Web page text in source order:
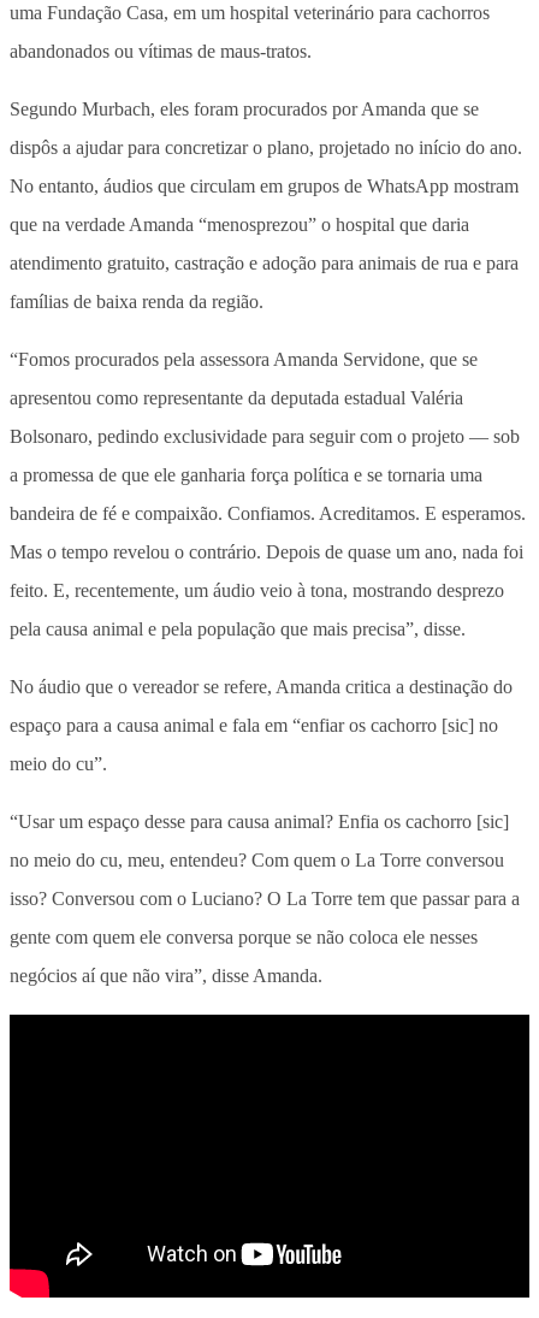
uma Fundação Casa, em um hospital veterinário para cachorros
abandonados ou vítimas de maus-tratos.
Segundo Murbach, eles foram procurados por Amanda que se
dispôs a ajudar para concretizar o plano, projetado no início do ano.
No entanto, áudios que circulam em grupos de WhatsApp mostram
que na verdade Amanda “menosprezou” o hospital que daria
atendimento gratuito, castração e adoção para animais de rua e para
famílias de baixa renda da região.
“Fomos procurados pela assessora Amanda Servidone, que se
apresentou como representante da deputada estadual Valéria
Bolsonaro, pedindo exclusividade para seguir com o projeto — sob
a promessa de que ele ganharia força política e se tornaria uma
bandeira de fé e compaixão. Confiamos. Acreditamos. E esperamos.
Mas o tempo revelou o contrário. Depois de quase um ano, nada foi
feito. E, recentemente, um áudio veio à tona, mostrando desprezo
pela causa animal e pela população que mais precisa”, disse.
No áudio que o vereador se refere, Amanda critica a destinação do
espaço para a causa animal e fala em “enfiar os cachorro [sic] no
meio do cu”.
“Usar um espaço desse para causa animal? Enfia os cachorro [sic]
no meio do cu, meu, entendeu? Com quem o La Torre conversou
isso? Conversou com o Luciano? O La Torre tem que passar para a
gente com quem ele conversa porque se não coloca ele nesses
negócios aí que não vira”, disse Amanda.